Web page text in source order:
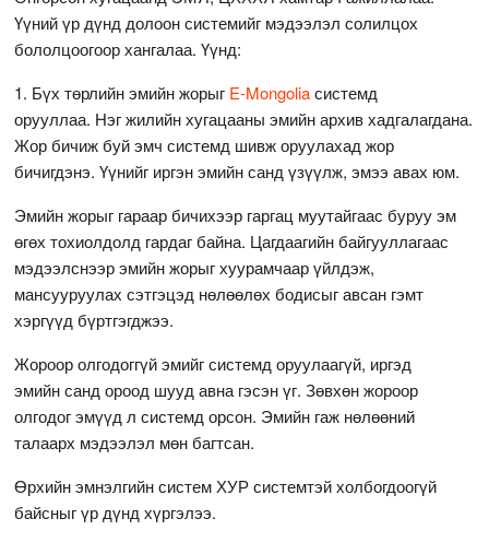
Үүний үр дүнд долоон системийг мэдээлэл солилцох
бололцоогоор хангалаа. Үүнд:
1. Бүх төрлийн эмийн жорыг E-Mongoliaсистемд
орууллаа. Нэг жилийн хугацааны эмийн архив хадгалагдана.
Жор бичиж буй эмч системд шивж оруулахад жор
бичигдэнэ. Үүнийг иргэн эмийн санд үзүүлж, эмээ авах юм.
Эмийн жорыг гараар бичихээр гаргац муутайгаас буруу эм
өгөх тохиолдолд гардаг байна. Цагдаагийн байгууллагаас
мэдээлснээр эмийн жорыг хуурамчаар үйлдэж,
мансууруулах сэтгэцэд нөлөөлөх бодисыг авсан гэмт
хэргүүд бүртгэгджээ.
Жороор олгодоггүй эмийг системд оруулаагүй, иргэд
эмийн санд ороод шууд авна гэсэн үг. Зөвхөн жороор
олгодог эмүүд л системд орсон. Эмийн гаж нөлөөний
талаарх мэдээлэл мөн багтсан.
Өрхийн эмнэлгийн систем ХУР системтэй холбогдоогүй
байсныг үр дүнд хүргэлээ.